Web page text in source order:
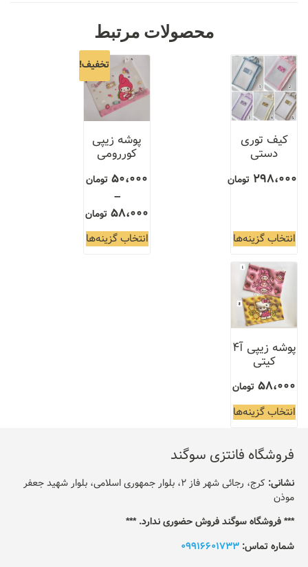
محصولات مرتبط
کیف توری
دستی
298،000 تومان
انتخاب گزینه‌ها
تخفیف!
پوشه زیپی
کوررومی
50،000 تومان
–
58،000 تومان
انتخاب گزینه‌ها
پوشه زیپی آ۴
کیتی
58،000 تومان
انتخاب گزینه‌ها
فروشگاه فانتزی سوگند
نشانی:
کرج، رجائی شهر فاز 2، بلوار جمهوری اسلامی، بلوار شهید جعفر
موذن
*** فروشگاه سوگند فروش حضوری ندارد. ***
شماره تماس: 09916601733